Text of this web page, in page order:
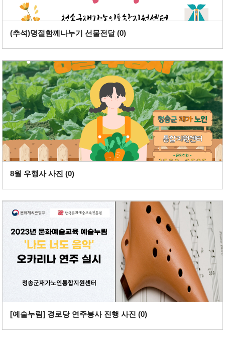
(추석)명절함께나누기 선물전달 (0)
8월 우행사 사진 (0)
[예술누림] 경로당 연주봉사 진행 사진 (0)